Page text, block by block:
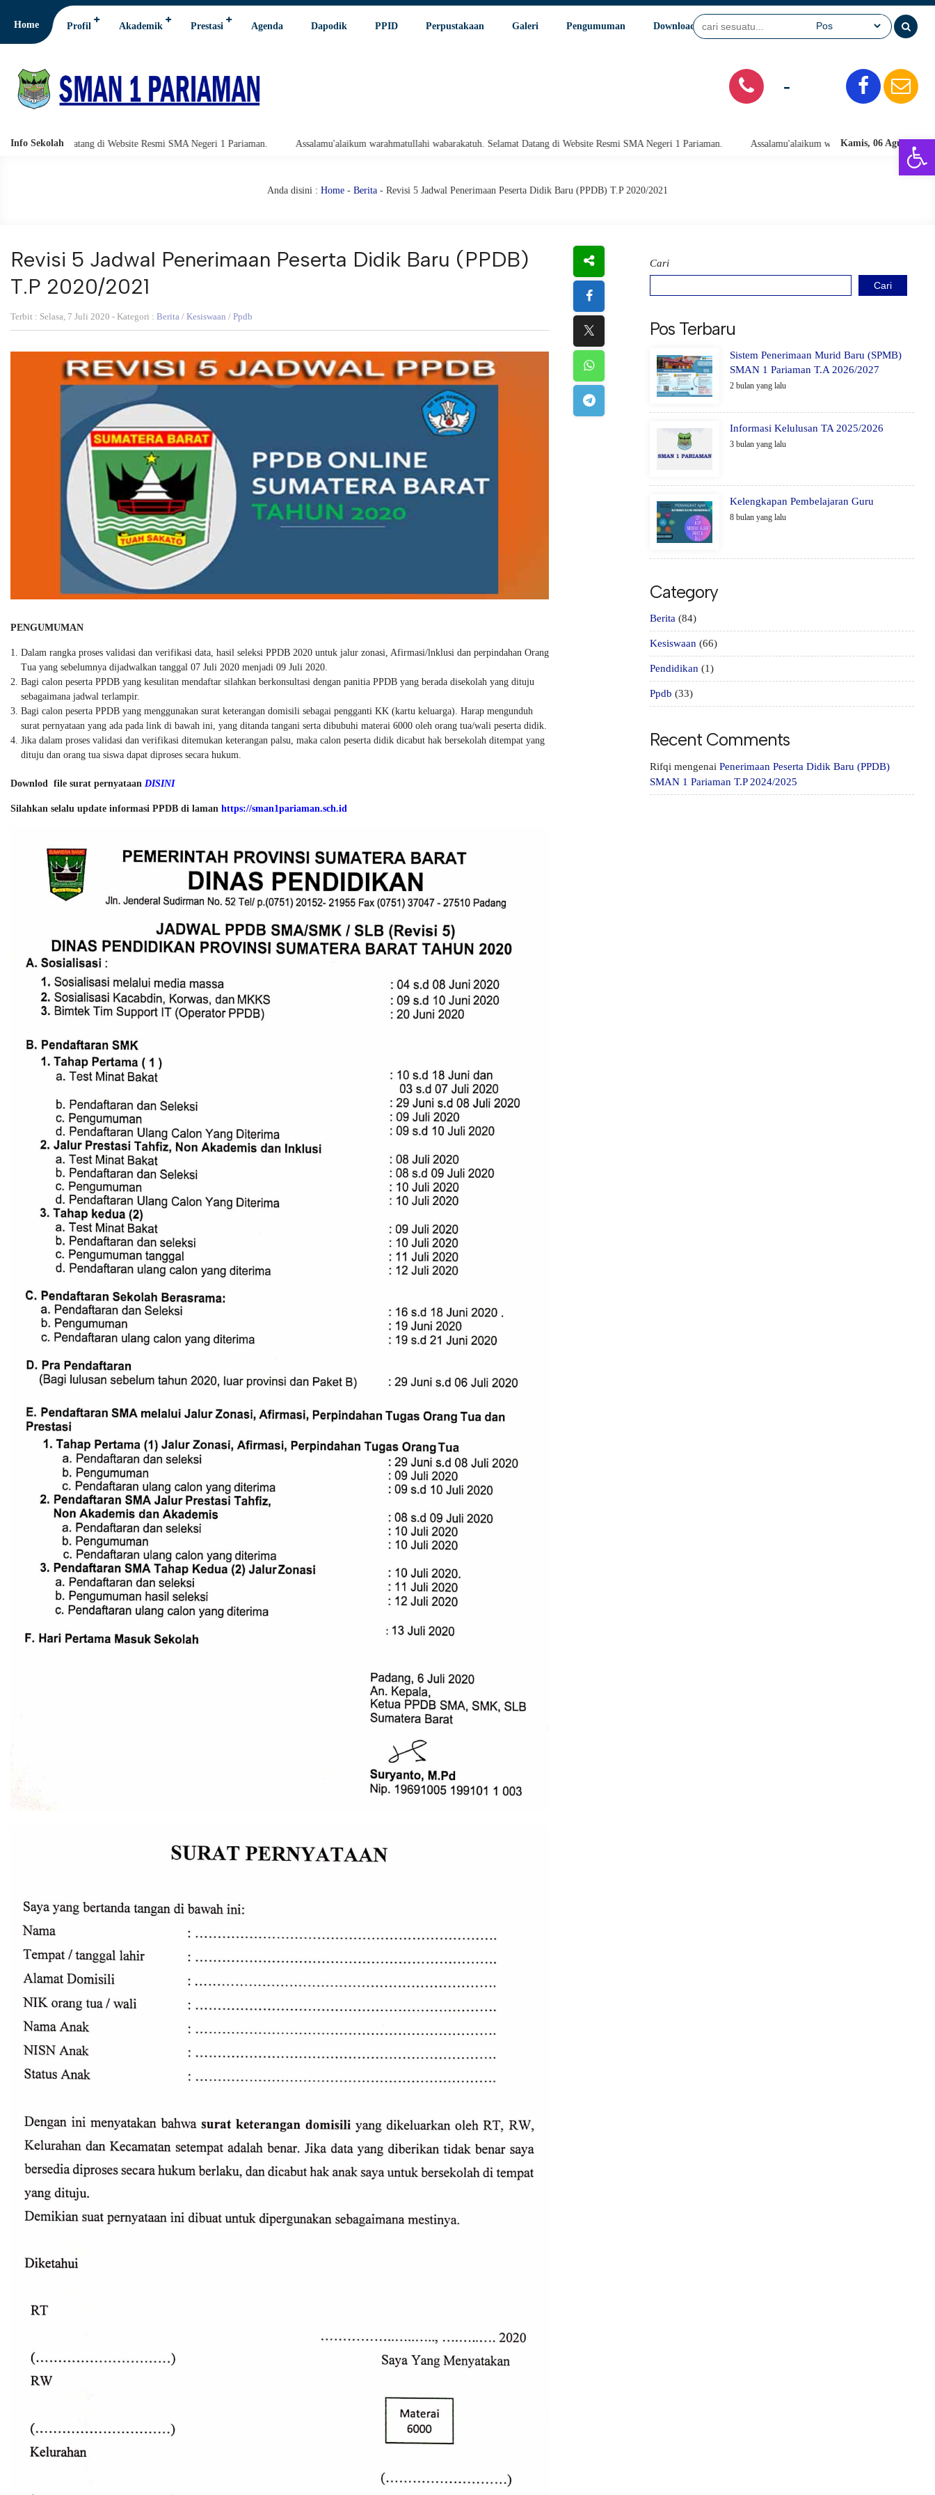
Home Profil Akademik Prestasi Agenda Dapodik PPID Perpustakaan Galeri Pengumuman Download Video
-
Info Sekolah Kamis, 06 Agu 2026
di Website Resmi SMA Negeri 1 Pariaman. Assalamu'alaikum warahmatullahi wabarakatuh. Selamat Datang di Website Resmi SMA Negeri 1 Pariaman. Assalamu'alaikum warahmatullahi wabarakatuh. Selamat
Anda disini : Home - Berita - Revisi 5 Jadwal Penerimaan Peserta Didik Baru (PPDB) T.P 2020/2021
Revisi 5 Jadwal Penerimaan Peserta Didik Baru (PPDB)
T.P 2020/2021
Terbit : Selasa, 7 Juli 2020 - Kategori : Berita / Kesiswaan / Ppdb
PENGUMUMAN
Dalam rangka proses validasi dan verifikasi data, hasil seleksi PPDB 2020 untuk jalur zonasi, Afirmasi/lnklusi dan perpindahan Orang
Tua yang sebelumnya dijadwalkan tanggal 07 Juli 2020 menjadi 09 Juli 2020.
Bagi calon peserta PPDB yang kesulitan mendaftar silahkan berkonsultasi dengan panitia PPDB yang berada disekolah yang dituju
sebagaimana jadwal terlampir.
Bagi calon peserta PPDB yang menggunakan surat keterangan domisili sebagai pengganti KK (kartu keluarga). Harap mengunduh
surat pernyataan yang ada pada link di bawah ini, yang ditanda tangani serta dibubuhi materai 6000 oleh orang tua/wali peserta didik.
Jika dalam proses validasi dan verifikasi ditemukan keterangan palsu, maka calon peserta didik dicabut hak bersekolah ditempat yang
dituju dan orang tua siswa dapat diproses secara hukum.
Downlod file surat pernyataan DISINI
Silahkan selalu update informasi PPDB di laman https://sman1pariaman.sch.id
Cari
Cari
Pos Terbaru
Sistem Penerimaan Murid Baru (SPMB)
SMAN 1 Pariaman T.A 2026/2027
2 bulan yang lalu
Informasi Kelulusan TA 2025/2026
3 bulan yang lalu
Kelengkapan Pembelajaran Guru
8 bulan yang lalu
Category
Berita (84)
Kesiswaan (66)
Pendidikan (1)
Ppdb (33)
Recent Comments
Rifqi mengenai Penerimaan Peserta Didik Baru (PPDB)
SMAN 1 Pariaman T.P 2024/2025